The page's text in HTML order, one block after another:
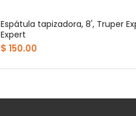
Espátula tapizadora, 8', Truper
Expert
$ 150.00